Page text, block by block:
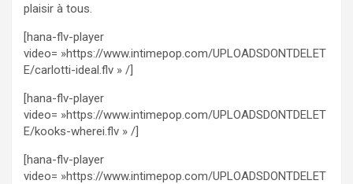
plaisir à tous.
[hana-flv-player
video= »https://www.intimepop.com/UPLOADSDONTDELET
E/carlotti-ideal.flv » /]
[hana-flv-player
video= »https://www.intimepop.com/UPLOADSDONTDELET
E/kooks-wherei.flv » /]
[hana-flv-player
video= »https://www.intimepop.com/UPLOADSDONTDELET